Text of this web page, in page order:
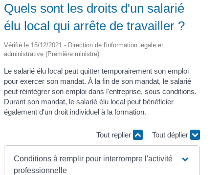
Quels sont les droits d'un salarié
élu local qui arrête de travailler ?
Vérifié le 15/12/2021 - Direction de l'information légale et
administrative (Première ministre)
Le salarié élu local peut quitter temporairement son emploi
pour exercer son mandat. À la fin de son mandat, le salarié
peut réintégrer son emploi dans l'entreprise, sous conditions.
Durant son mandat, le salarié élu local peut bénéficier
également d'un droit individuel à la formation.
Tout replier Tout déplier
Conditions à remplir pour interrompre l'activité
professionnelle